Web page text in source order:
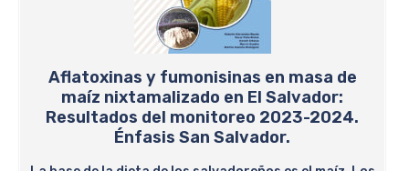
Aflatoxinas y fumonisinas en masa de
maíz nixtamalizado en El Salvador:
Resultados del monitoreo 2023-2024.
Énfasis San Salvador.